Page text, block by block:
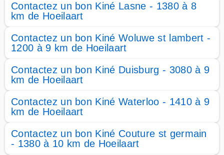
Contactez un bon Kiné Lasne - 1380 à 8
km de Hoeilaart
Contactez un bon Kiné Woluwe st lambert -
1200 à 9 km de Hoeilaart
Contactez un bon Kiné Duisburg - 3080 à 9
km de Hoeilaart
Contactez un bon Kiné Waterloo - 1410 à 9
km de Hoeilaart
Contactez un bon Kiné Couture st germain
- 1380 à 10 km de Hoeilaart